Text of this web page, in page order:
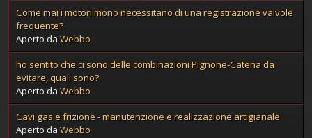
Come mai i motori mono necessitano di una registrazione valvole
frequente?
Aperto da Webbo
ho sentito che ci sono delle combinazioni Pignone-Catena da
evitare, quali sono?
Aperto da Webbo
Cavi gas e frizione - manutenzione e realizzazione artigianale
Aperto da Webbo